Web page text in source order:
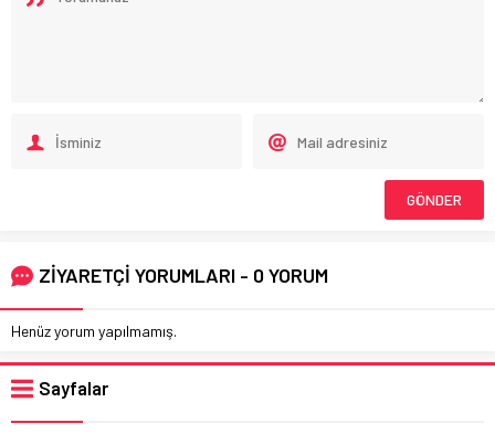
ZİYARETÇİ YORUMLARI - 0 YORUM
Henüz yorum yapılmamış.
Sayfalar